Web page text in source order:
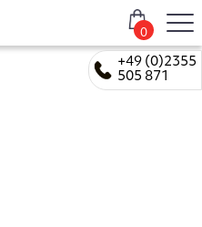
+49 (0)2355
505 871
0